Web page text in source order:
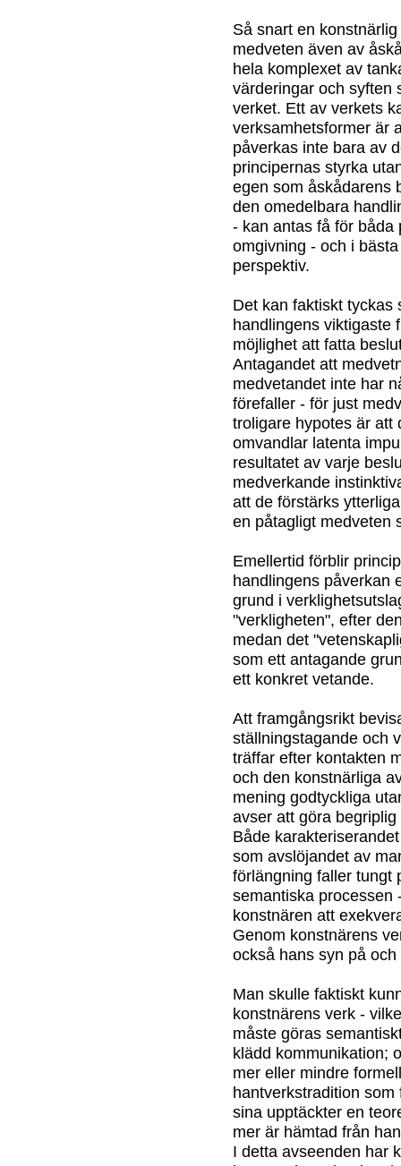
Så snart en
medveten även av
hela komplexet av
värderingar och syften
verket. Ett av verkets
verksamhetsformer är
påverkas inte bara av
principernas styrka
egen som åskådarens
den omedelbara
- kan antas få för båda
omgivning - och i
perspektiv.
Det kan faktiskt tyckas
handlingens viktigaste
möjlighet att fatta
Antagandet att
medvetandet inte har
förefaller - för just
troligare hypotes är att
omvandlar latenta
resultatet av varje
medverkande
att de förstärks
en påtagligt medveten
Emellertid förblir
handlingens påverkan
grund i
"verkligheten", efter
medan det
som ett antagande
ett konkret vetande.
Att framgångsrikt
ställningstagande och
träffar efter kontakten
och den konstnärliga
mening godtyckliga
avser att göra
Både
som avslöjandet av
förlängning faller tungt
semantiska processen
konstnären att
Genom konstnärens
också hans syn på
Man skulle faktiskt
konstnärens verk -
måste göras
klädd kommunikation;
mer eller mindre
hantverkstradition
sina upptäckter en
mer är hämtad från
I detta avseenden har